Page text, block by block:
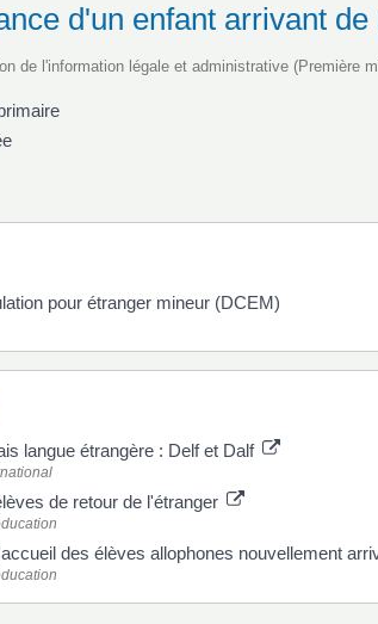
d'un enfant arrivant
de l'information légale et administrative (Première
pour étranger mineur (DCEM)
langue étrangère : Delf et Dalf
de retour de l'étranger
des élèves allophones nouvellement